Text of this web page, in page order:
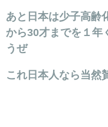
あと日本は少子高齢
から30才までを１年
うぜ
これ日本人なら当然